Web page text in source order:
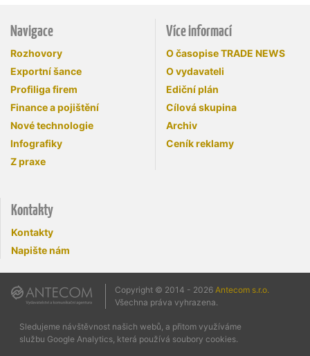
Navigace
Rozhovory
Exportní šance
Profiliga firem
Finance a pojištění
Nové technologie
Infografiky
Z praxe
Více informací
O časopise TRADE NEWS
O vydavateli
Ediční plán
Cílová skupina
Archiv
Ceník reklamy
Kontakty
Kontakty
Napište nám
Copyright © 2014 - 2026 Antecom s.r.o.
Všechna práva vyhrazena.
Sledujeme návštěvnost našich webů, a přitom využíváme
službu Google Analytics, která používá soubory cookies.